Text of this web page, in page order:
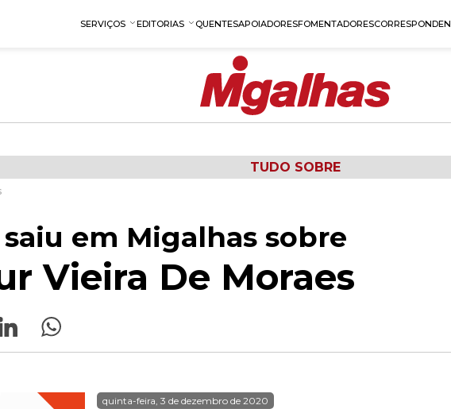
SERVIÇOS EDITORIAS QUENTESAPOIADORESFOMENTADORES
TUDO SOBRE
em Migalhas sobre
Vieira De Moraes
quinta-feira, 3 de dezembro de 2020